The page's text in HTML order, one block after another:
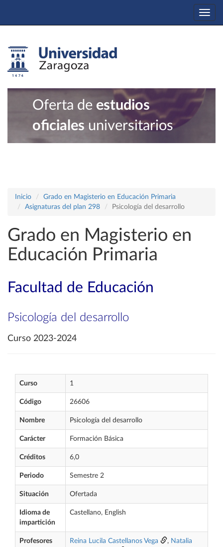
Oferta de estudios
oficiales universitarios
Inicio
Grado en Magisterio en Educación Primaria
Asignaturas del plan 298
Psicología del desarrollo
Grado en Magisterio en
Educación Primaria
Facultad de Educación
Psicología del desarrollo
Curso 2023-2024
Curso 1
Código 26606
Nombre Psicología del desarrollo
Carácter Formación Básica
Créditos 6,0
Periodo Semestre 2
Situación Ofertada
Idioma de
impartición
Castellano, English
Profesores Reina Lucila Castellanos Vega , Natalia